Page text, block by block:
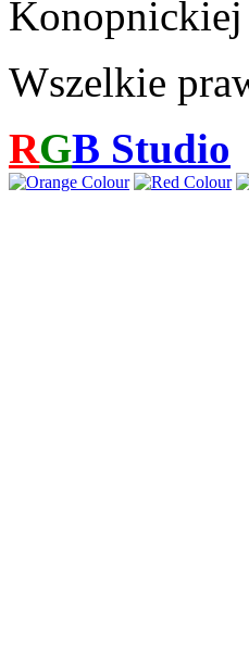
Konopnickiej
Wszelkie
RGB Studio